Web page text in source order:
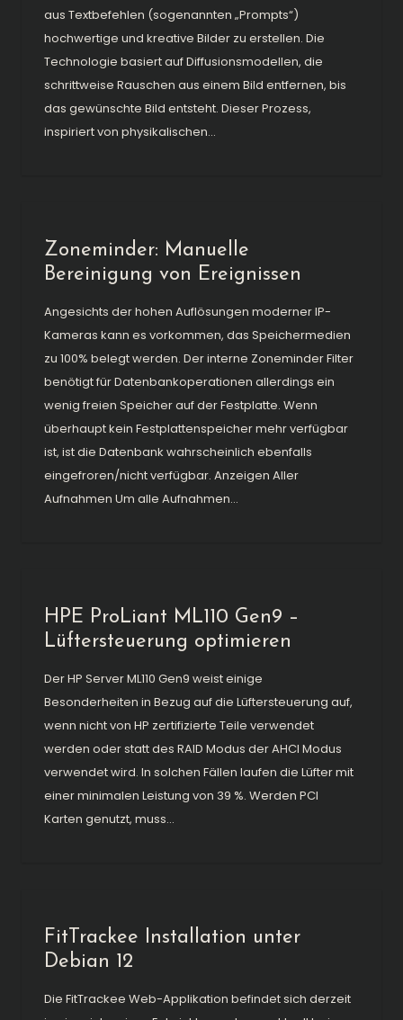
aus Textbefehlen (sogenannten „Prompts“)
hochwertige und kreative Bilder zu erstellen. Die
Technologie basiert auf Diffusionsmodellen, die
schrittweise Rauschen aus einem Bild entfernen, bis
das gewünschte Bild entsteht. Dieser Prozess,
inspiriert von physikalischen...
Zoneminder: Manuelle
Bereinigung von Ereignissen
Angesichts der hohen Auflösungen moderner IP-
Kameras kann es vorkommen, das Speichermedien
zu 100% belegt werden. Der interne Zoneminder Filter
benötigt für Datenbankoperationen allerdings ein
wenig freien Speicher auf der Festplatte. Wenn
überhaupt kein Festplattenspeicher mehr verfügbar
ist, ist die Datenbank wahrscheinlich ebenfalls
eingefroren/nicht verfügbar. Anzeigen Aller
Aufnahmen Um alle Aufnahmen...
HPE ProLiant ML110 Gen9 –
Lüftersteuerung optimieren
Der HP Server ML110 Gen9 weist einige
Besonderheiten in Bezug auf die Lüftersteuerung auf,
wenn nicht von HP zertifizierte Teile verwendet
werden oder statt des RAID Modus der AHCI Modus
verwendet wird. In solchen Fällen laufen die Lüfter mit
einer minimalen Leistung von 39 %. Werden PCI
Karten genutzt, muss...
FitTrackee Installation unter
Debian 12
Die FitTrackee Web-Applikation befindet sich derzeit